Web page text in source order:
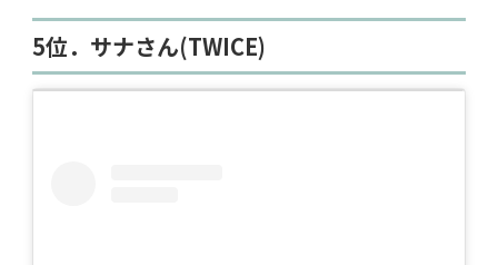
5位．サナさん(TWICE)